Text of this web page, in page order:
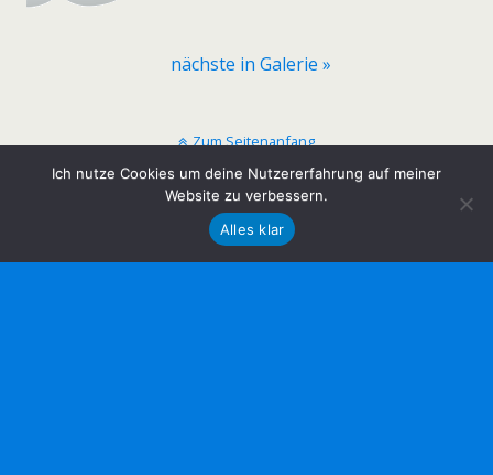
nächste in Galerie »
Zum Seitenanfang
Mobil Desktop
Ich nutze Cookies um deine Nutzererfahrung auf meiner
Website zu verbessern.
Alles klar